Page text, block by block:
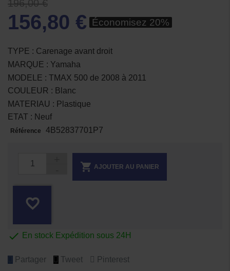
196,00 €
156,80 € Économisez 20%
TYPE : Carenage avant droit
MARQUE : Yamaha
MODELE : TMAX 500 de 2008 à 2011
COULEUR : Blanc
MATERIAU : Plastique
ETAT : Neuf
Référence 4B52837701P7
 AJOUTER AU PANIER
favorite_border
 En stock Expédition sous 24H
Partager Tweet Pinterest